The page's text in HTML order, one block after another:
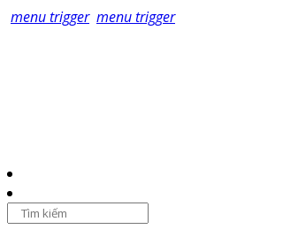
menu trigger menu trigger